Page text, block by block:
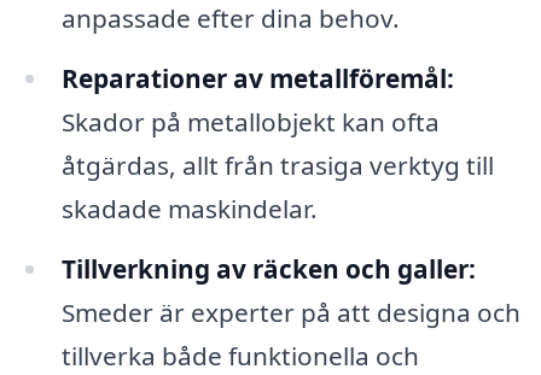
anpassade efter dina behov.
Reparationer av metallföremål:
Skador på metallobjekt kan ofta
åtgärdas, allt från trasiga verktyg till
skadade maskindelar.
Tillverkning av räcken och galler:
Smeder är experter på att designa och
tillverka både funktionella och